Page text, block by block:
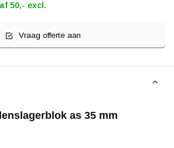
50,- excl.
Vraag offerte aan
as 35 mm